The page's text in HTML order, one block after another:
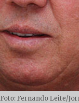
Foto: Fernando Leite/